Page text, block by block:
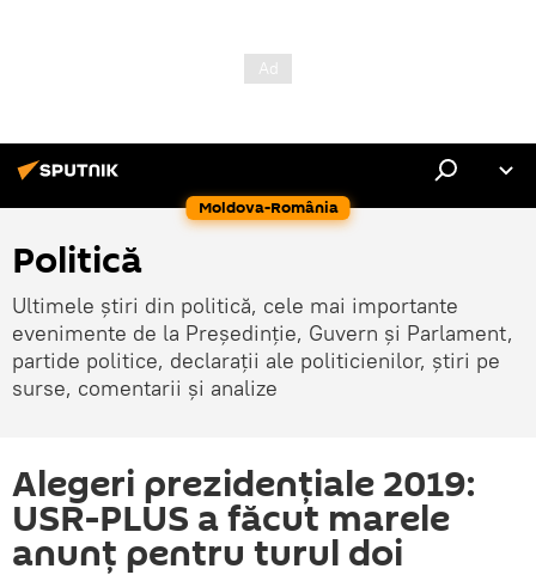
Moldova-România
Politică
Ultimele știri din politică, cele mai importante
evenimente de la Președinție, Guvern și Parlament,
partide politice, declarații ale politicienilor, știri pe
surse, comentarii și analize
Alegeri prezidențiale 2019:
USR-PLUS a făcut marele
anunț pentru turul doi